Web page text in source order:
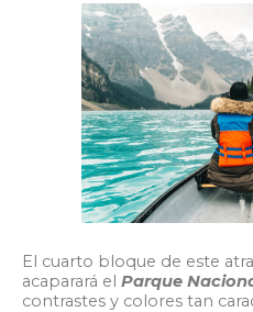
El cuarto bloque de este
acaparará el Parque
contrastes y colores tan